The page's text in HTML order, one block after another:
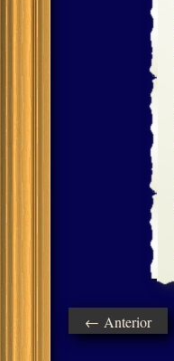
← Anterior